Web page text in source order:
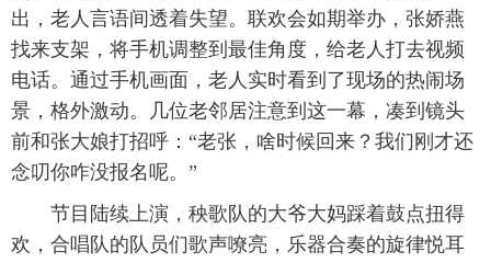
出，老人言语间透着失望。联欢会如期举办，张娇燕
找来支架，将手机调整到最佳角度，给老人打去视频
电话。通过手机画面，老人实时看到了现场的热闹场
景，格外激动。几位老邻居注意到这一幕，凑到镜头
前和张大娘打招呼：“老张，啥时候回来？我们刚才还
念叨你咋没报名呢。”
节目陆续上演，秧歌队的大爷大妈踩着鼓点扭得
欢，合唱队的队员们歌声嘹亮，乐器合奏的旋律悦耳